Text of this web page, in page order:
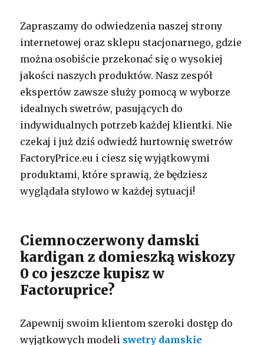
Zapraszamy do odwiedzenia naszej strony
internetowej oraz sklepu stacjonarnego, gdzie
można osobiście przekonać się o wysokiej
jakości naszych produktów. Nasz zespół
ekspertów zawsze służy pomocą w wyborze
idealnych swetrów, pasujących do
indywidualnych potrzeb każdej klientki. Nie
czekaj i już dziś odwiedź hurtownię swetrów
FactoryPrice.eu i ciesz się wyjątkowymi
produktami, które sprawią, że będziesz
wyglądała stylowo w każdej sytuacji!
Ciemnoczerwony damski
kardigan z domieszką wiskozy
0 co jeszcze kupisz w
Factoruprice?
Zapewnij swoim klientom szeroki dostęp do
wyjątkowych modeli swetry damskie